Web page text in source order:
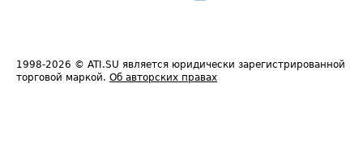
1998-2026 © ATI.SU является юридически зарегистрированной
торговой маркой. Об авторских правах